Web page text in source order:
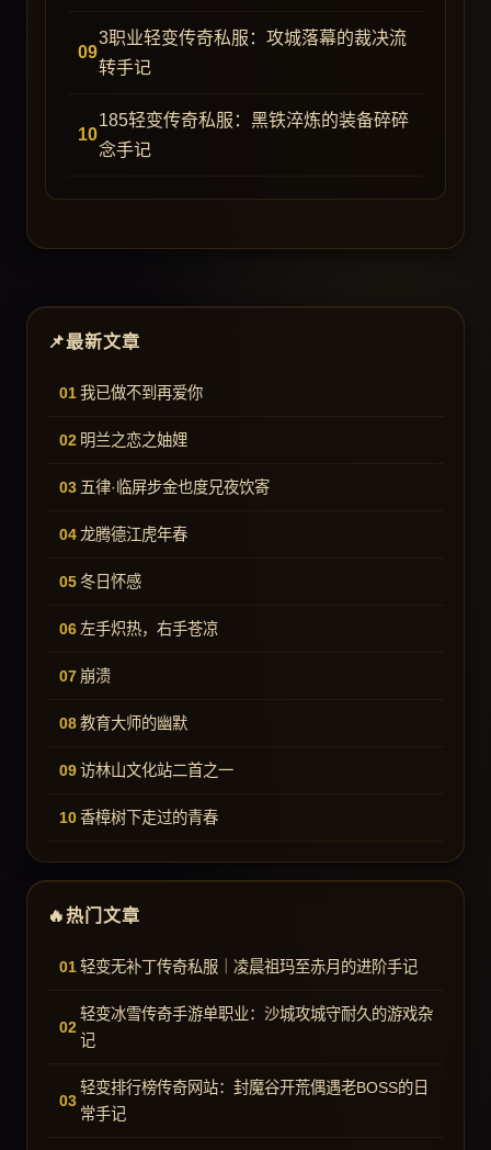
3职业轻变传奇私服：攻城落幕的裁决流
转手记
185轻变传奇私服：黑铁淬炼的装备碎碎
念手记
最新文章
我已做不到再爱你
明兰之恋之妯娌
五律·临屏步金也度兄夜饮寄
龙腾德江虎年春
冬日怀感
左手炽热，右手苍凉
崩溃
教育大师的幽默
访林山文化站二首之一
香樟树下走过的青春
热门文章
轻变无补丁传奇私服｜凌晨祖玛至赤月的进阶手记
轻变冰雪传奇手游单职业：沙城攻城守耐久的游戏杂
记
轻变排行榜传奇网站：封魔谷开荒偶遇老BOSS的日
常手记